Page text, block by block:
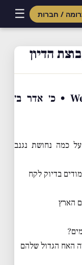
/ חברות ☰
הדיון
Wednesday, March 30, 2016 • כ׳ אדר ב׳
כמה נחושת נגנב
הארץ
האח הגדול שלהם